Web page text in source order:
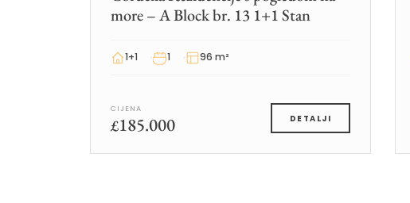
more – A Block br. 13 1+1 Stan
1+1 1 96 m²
CIJENA
£185.000 DETALJI